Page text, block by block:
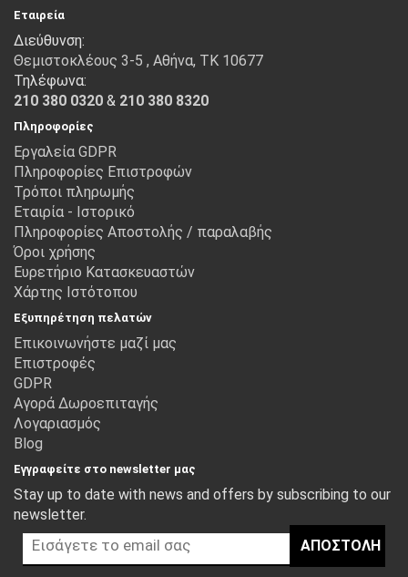
Εταιρεία
Διεύθυνση:
Θεμιστοκλέους 3-5 , Αθήνα, ΤΚ 10677
Τηλέφωνα:
210 380 0320 & 210 380 8320
Πληροφορίες
Εργαλεία GDPR
Πληροφορίες Επιστροφών
Τρόποι πληρωμής
Εταιρία - Ιστορικό
Πληροφορίες Αποστολής / παραλαβής
Όροι χρήσης
Ευρετήριο Κατασκευαστών
Χάρτης Ιστότοπου
Εξυπηρέτηση πελατών
Επικοινωνήστε μαζί μας
Επιστροφές
GDPR
Αγορά Δωροεπιταγής
Λογαριασμός
Blog
Εγγραφείτε στο newsletter μας
Stay up to date with news and offers by subscribing to our
newsletter.
ΑΠΟΣΤΟΛΉ